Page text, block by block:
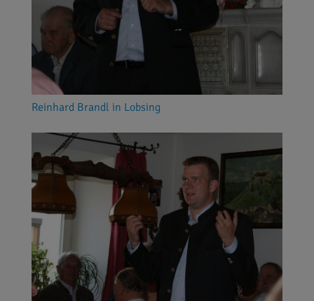
Reinhard Brandl in Lobsing